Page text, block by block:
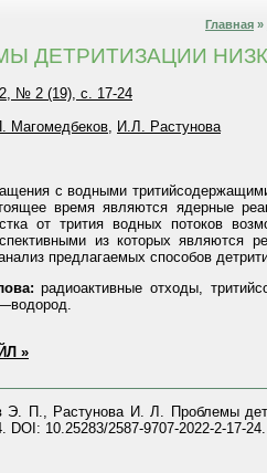
Главная »
ДЕТРИТИЗАЦИИ
№ 2 (19), с. 17-24
Магомедбеков, И.Л. Растунова
с водными
время являются ядерные
от трития водных потоков
из которых являются
предлагаемых способов
радиоактивные отходы,
»
Э. П., Растунова И. Л. Проблемы
10.25283/2587-9707-2022-2-17-24.